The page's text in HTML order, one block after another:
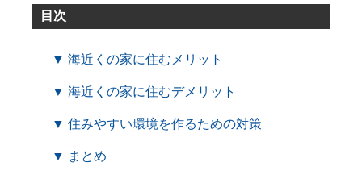
目次
▼ 海近くの家に住むメリット
▼ 海近くの家に住むデメリット
▼ 住みやすい環境を作るための対策
▼ まとめ